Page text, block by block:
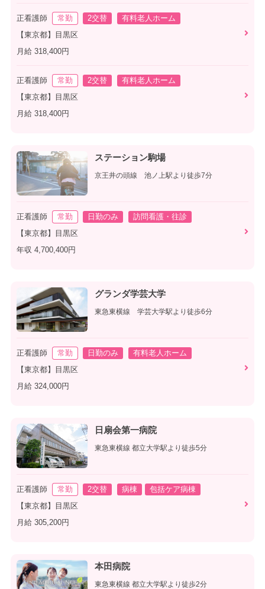
正看護師 常勤 2交替
有料老人ホーム
【東京都】目黒区
月給 318,400円
正看護師 常勤 2交替
有料老人ホーム
【東京都】目黒区
月給 318,400円
ステーション駒場
京王井の頭線 池ノ上駅より徒歩7分
正看護師 常勤 日勤のみ
訪問看護・往診
【東京都】目黒区
年収 4,700,400円
グランダ学芸大学
東急東横線 学芸大学駅より徒歩6分
正看護師 常勤 日勤のみ
有料老人ホーム
【東京都】目黒区
月給 324,000円
日扇会第一病院
東急東横線 都立大学駅より徒歩5分
正看護師 常勤 2交替 病棟
包括ケア病棟
【東京都】目黒区
月給 305,200円
本田病院
東急東横線 都立大学駅より徒歩2分